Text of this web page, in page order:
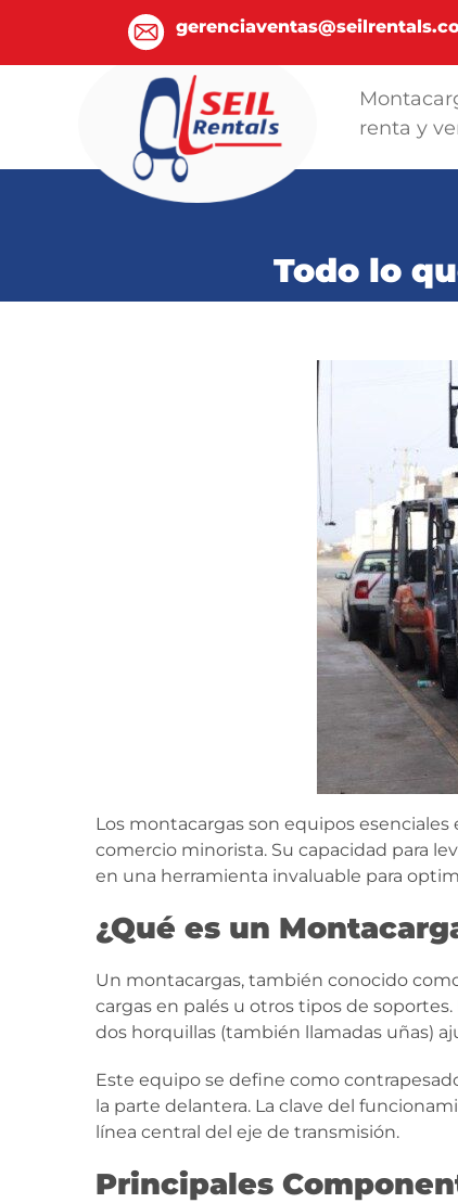
renta y
Todo lo
Los montacargas son equipos
comercio minorista. Su capacidad para
en una herramienta invaluable para
¿Qué es un
Un montacargas, también conocido
cargas en palés u otros tipos de
dos horquillas (también llamadas uñas)
Este equipo se define como
la parte delantera. La clave del
línea central del eje de transmisión.
Principales